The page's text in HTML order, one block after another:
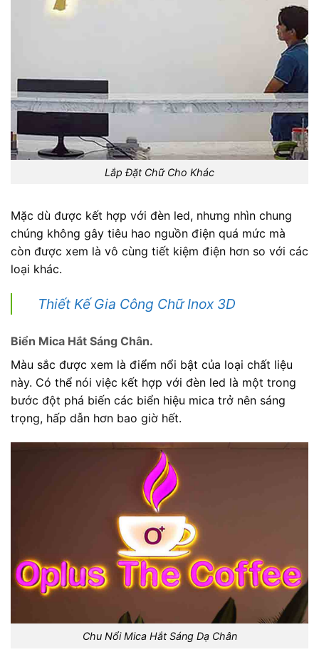
Lắp Đặt Chữ Cho Khác
Mặc dù được kết hợp với đèn led, nhưng nhìn chung
chúng không gây tiêu hao nguồn điện quá mức mà
còn được xem là vô cùng tiết kiệm điện hơn so với các
loại khác.
Thiết Kế Gia Công Chữ Inox 3D
Biển Mica Hắt Sáng Chân.
Màu sắc được xem là điểm nổi bật của loại chất liệu
này. Có thể nói việc kết hợp với đèn led là một trong
bước đột phá biến các biển hiệu mica trở nên sáng
trọng, hấp dẫn hơn bao giờ hết.
Chu Nổi Mica Hắt Sáng Dạ Chân